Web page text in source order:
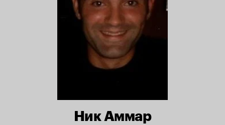
Ник Аммар